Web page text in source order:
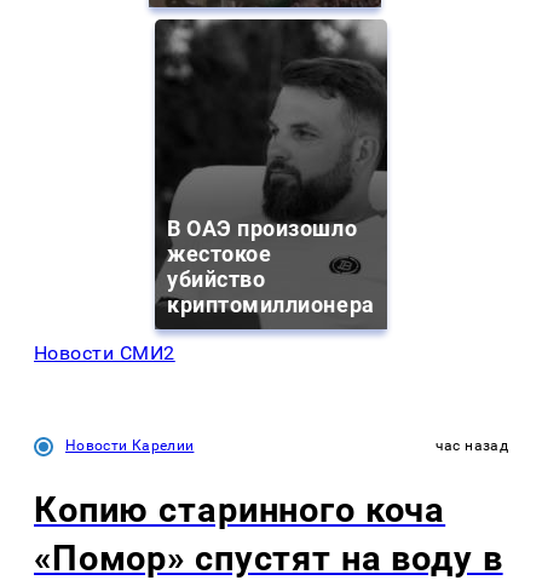
В ОАЭ произошло
жестокое
убийство
криптомиллионера
Новости СМИ2
Новости Карелии час назад
Копию старинного коча
«Помор» спустят на воду в